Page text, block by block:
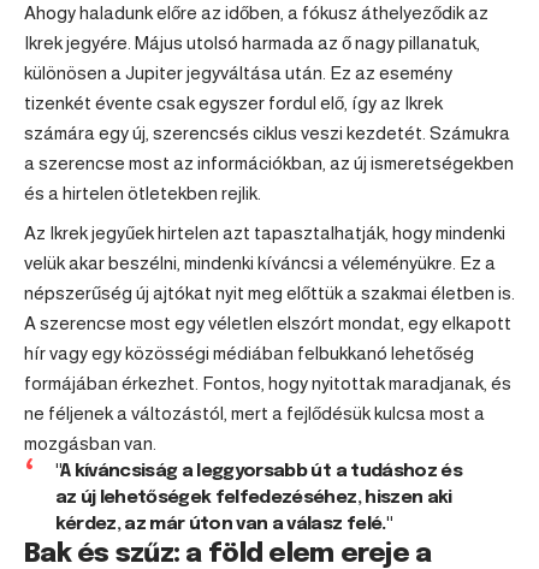
Ahogy haladunk előre az időben, a fókusz áthelyeződik az
Ikrekjegyére. Május utolsó harmada az ő nagy pillanatuk,
különösen a Jupiter jegyváltása után. Ez az esemény
tizenkét évente csak egyszer fordul elő, így az Ikrek
számára egy új, szerencsés ciklus veszi kezdetét. Számukra
a szerencse most az információkban, az új ismeretségekben
és a hirtelen ötletekben rejlik.
Az Ikrek jegyűek hirtelen azt tapasztalhatják, hogy mindenki
velük akar beszélni, mindenki kíváncsi a véleményükre. Ez a
népszerűség új ajtókat nyit meg előttük a szakmai életben is.
A szerencse most egy véletlen elszórt mondat, egy elkapott
hír vagy egy közösségi médiában felbukkanó lehetőség
formájában érkezhet. Fontos, hogy nyitottak maradjanak, és
ne féljenek a változástól, mert a fejlődésük kulcsa most a
mozgásban van.
"A kíváncsiság a leggyorsabb út a tudáshoz és
az új lehetőségek felfedezéséhez, hiszen aki
kérdez, az már úton van a válasz felé."
Bak és szűz: a föld elem ereje a